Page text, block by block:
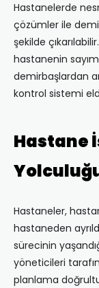
Hastanelerde
çözümler ile
şekilde
hastanenin
demirbaşlardan
kontrol sistemi
Hastane
Hastaneler,
hastaneden
sürecinin
yöneticileri
planlama